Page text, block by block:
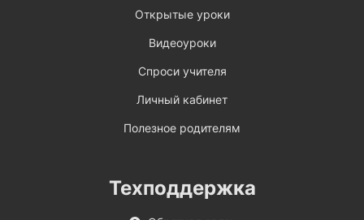
Открытые уроки
Видеоуроки
Спроси учителя
Личный кабинет
Полезное родителям
Техподдержка